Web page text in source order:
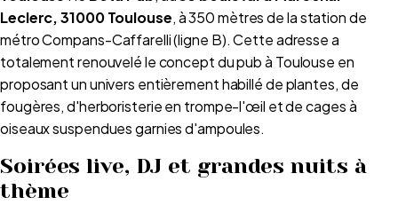
Leclerc, 31000 Toulouse, à 350 mètres de la station de
métro Compans-Caffarelli (ligne B). Cette adresse a
totalement renouvelé le concept du pub à Toulouse en
proposant un univers entièrement habillé de plantes, de
fougères, d'herboristerie en trompe-l'œil et de cages à
oiseaux suspendues garnies d'ampoules.
Soirées live, DJ et grandes nuits à
thème